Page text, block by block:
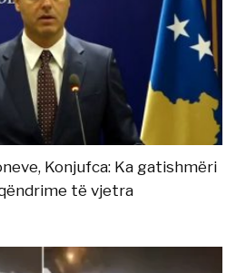
Konjufca: Ka gatishmëri
të vjetra